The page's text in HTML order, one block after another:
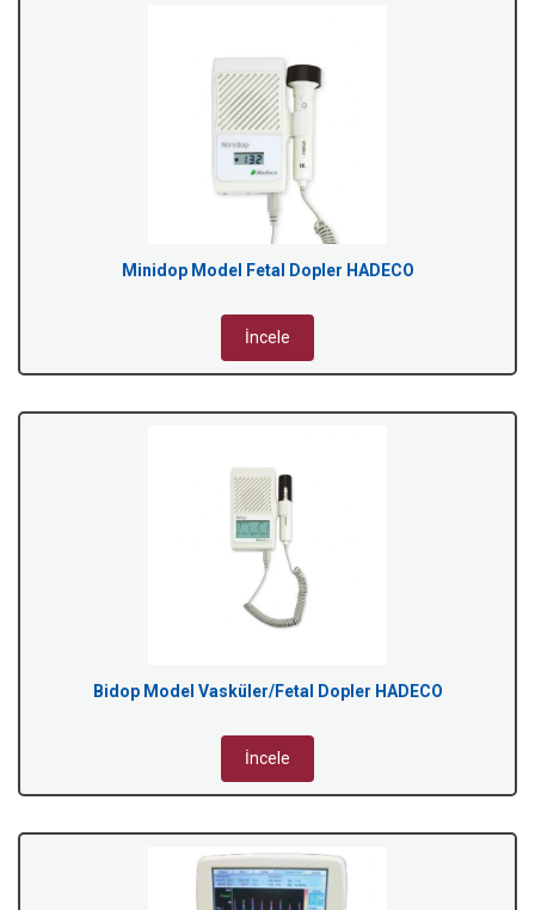
Minidop Model Fetal Dopler HADECO
İncele
Bidop Model Vasküler/Fetal Dopler HADECO
İncele